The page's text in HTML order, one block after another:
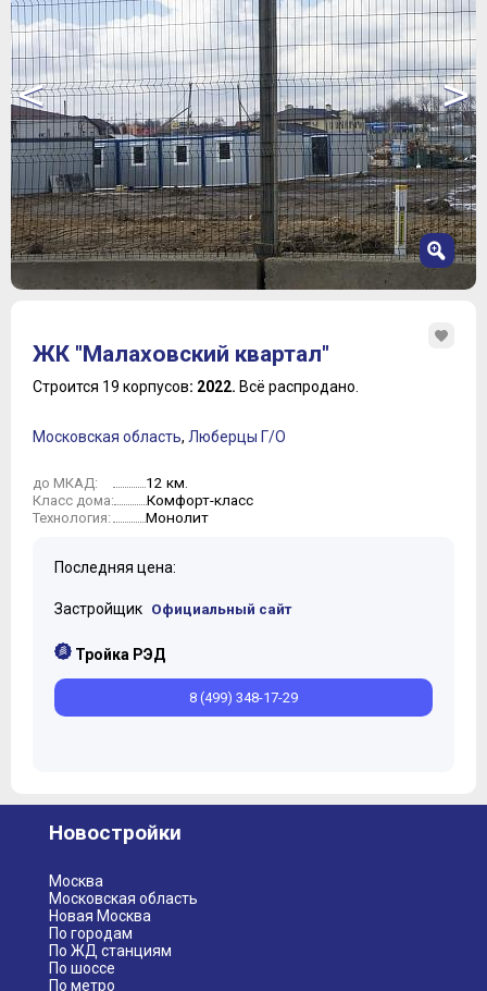
< >
3
4
6
ЖК "Малаховский квартал"
Строится 19 корпусов: 2022. Всё распродано.
Московская область, Люберцы Г/О
до МКАД: 12 км.
Класс дома: Комфорт-класс
Технология: Монолит
Последняя цена:
Застройщик Официальный сайт
Тройка РЭД
8 (499) 348-17-29
Новостройки
Москва
Московская область
Новая Москва
По городам
По ЖД станциям
По шоссе
По метро